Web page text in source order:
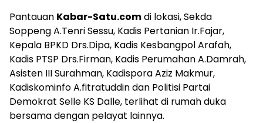
Pantauan Kabar-Satu.comdi lokasi, Sekda
Soppeng A.Tenri Sessu, Kadis Pertanian Ir.Fajar,
Kepala BPKD Drs.Dipa, Kadis Kesbangpol Arafah,
Kadis PTSP Drs.Firman, Kadis Perumahan A.Damrah,
Asisten III Surahman, Kadispora Aziz Makmur,
Kadiskominfo A.fitratuddin dan Politisi Partai
Demokrat Selle KS Dalle, terlihat di rumah duka
bersama dengan pelayat lainnya.